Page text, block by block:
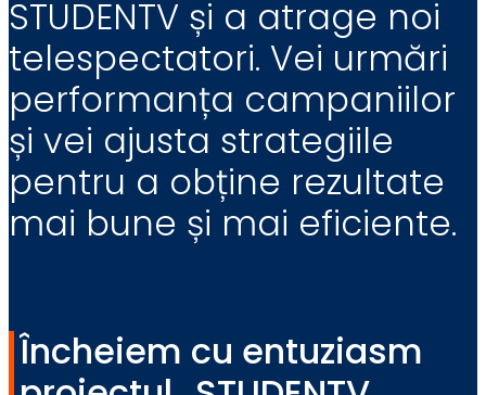
STUDENTV și a atrage noi
telespectatori. Vei urmări
performanța campaniilor
și vei ajusta strategiile
pentru a obține rezultate
mai bune și mai eficiente.
Încheiem cu entuziasm